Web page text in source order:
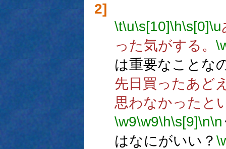
2]
\t\u\s[10]\h\s[0]\u
った気がする。
は重要なことな
先日買ったあど
思わなかったと
\w9\w9\h\s[9]\n\n
はなにがいい？